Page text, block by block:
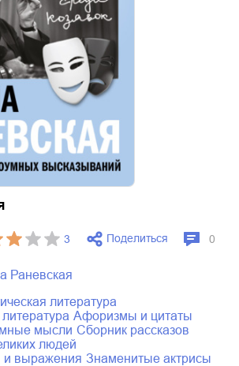
3 Поделиться 0
Раневская
литература
литература
афоризмы и цитаты
мысли
сборник рассказов
людей
и выражения
знаменитые актрисы